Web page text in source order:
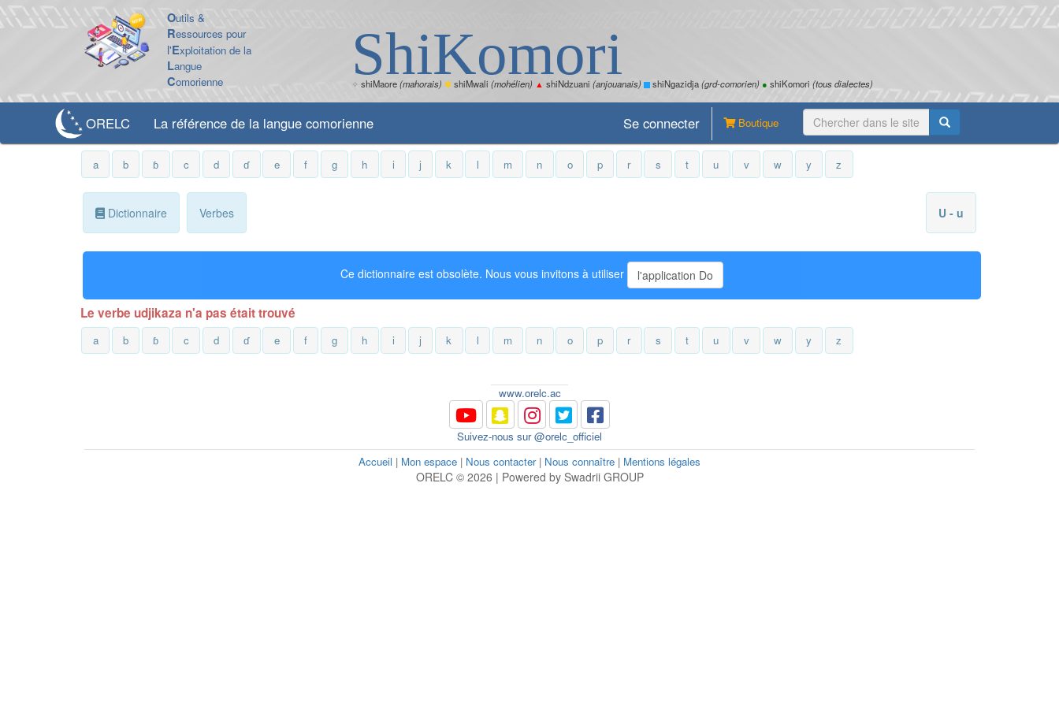
Outils &
Ressources pour
l'Exploitation de la
Langue
Comorienne ShiKomori
✧ shiMaore(mahorais) ✽shiMwali (mohélien) ▲ shiNdzuani (anjouanais) shiNgazidja(grd-comorien) ● shiKomori (tous dialectes)
ORELC La référence de la langue comorienne Boutique
Se connecter
a b ɓ c d ɗ e f g h i j k l m n o p r s t u v w y z
Dictionnaire Verbes U - u
Ce dictionnaire est obsolète. Nous vous invitons à utiliser l'application Do
Le verbe udjikaza n'a pas était trouvé
a b ɓ c d ɗ e f g h i j k l m n o p r s t u v w y z
www.orelc.ac
Suivez-nous sur @orelc_officiel
Accueil | Mon espace | Nous contacter| Nous connaître | Mentions légales
ORELC © 2026 | Powered by Swadrii GROUP